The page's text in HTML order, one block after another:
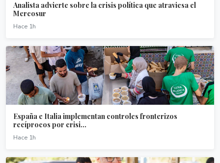
Analista advierte sobre la crisis política que atraviesa el
Mercosur
Hace 1h
España e Italia implementan controles fronterizos
recíprocos por crisi...
Hace 1h